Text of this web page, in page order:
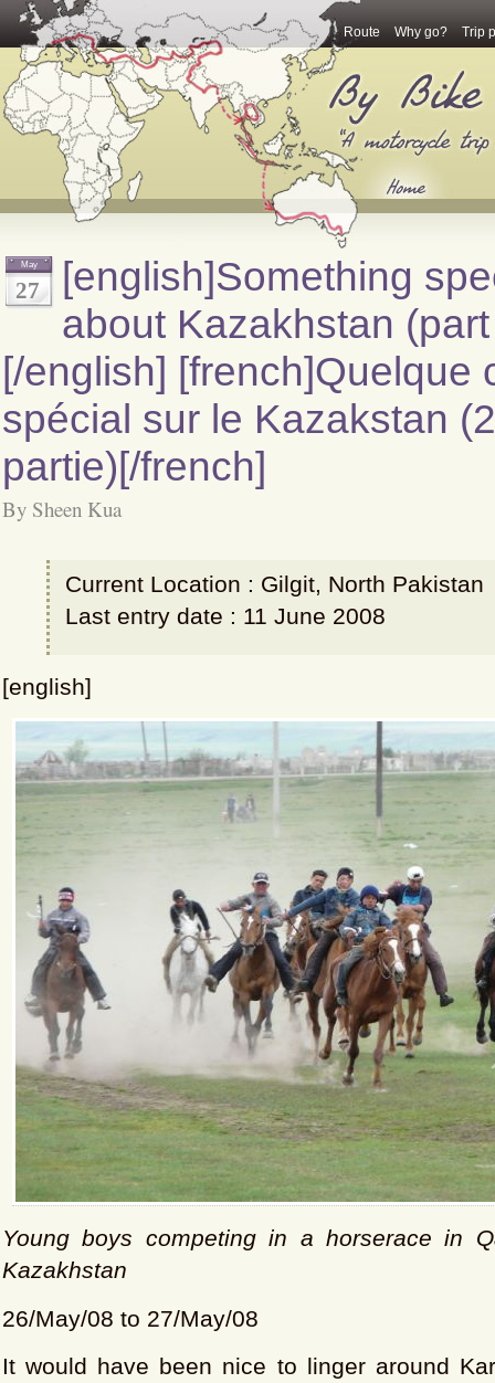
Route Why go? Trip
May
27
[english]Something
about Kazakhstan
[/english] [french]Quelque
spécial sur le Kazakstan
partie)[/french]
By Sheen Kua
Current Location : Gilgit, North Pakistan
Last entry date : 11 June 2008
[english]
Young boys competing in a horserace in
Kazakhstan
26/May/08 to 27/May/08
It would have been nice to linger around